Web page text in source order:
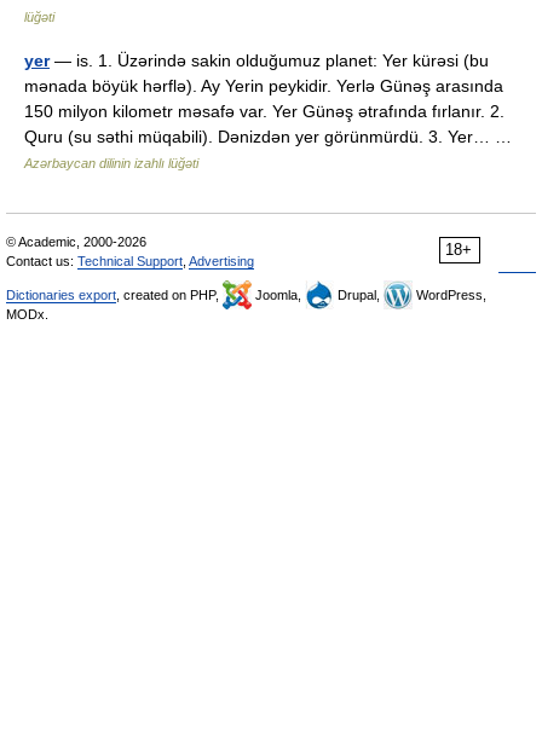
lüğəti
yer— is. 1. Üzərində sakin olduğumuz planet: Yer kürəsi (bu
mənada böyük hərflə). Ay Yerin peykidir. Yerlə Günəş arasında
150 milyon kilometr məsafə var. Yer Günəş ətrafında fırlanır. 2.
Quru (su səthi müqabili). Dənizdən yer görünmürdü. 3. Yer… …
Azərbaycan dilinin izahlı lüğəti
18+
© Academic, 2000-2026
Contact us: Technical Support Advertising
Dictionaries export , created on PHP, Joomla, Drupal,
WordPress,
MODx.